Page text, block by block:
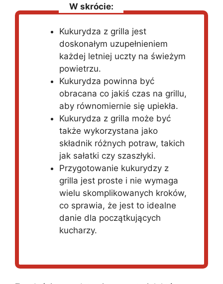
W skrócie:
Kukurydza z grilla jest
doskonałym uzupełnieniem
każdej letniej uczty na świeżym
powietrzu.
Kukurydza powinna być
obracana co jakiś czas na grillu,
aby równomiernie się upiekła.
Kukurydza z grilla może być
także wykorzystana jako
składnik różnych potraw, takich
jak sałatki czy szaszłyki.
Przygotowanie kukurydzy z
grilla jest proste i nie wymaga
wielu skomplikowanych kroków,
co sprawia, że jest to idealne
danie dla początkujących
kucharzy.